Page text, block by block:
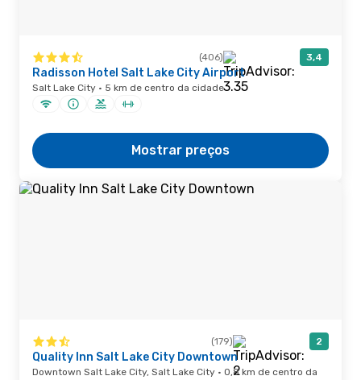
(406) 3,4
Radisson Hotel Salt Lake City Airport
Salt Lake City · 5 km de centro da cidade
Mostrar preços
(179) 2
Quality Inn Salt Lake City Downtown
Downtown Salt Lake City, Salt Lake City · 0,8 km de centro da